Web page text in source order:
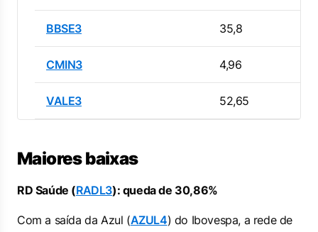
BBSE3 35,8
CMIN3 4,96
VALE3 52,65
Maiores baixas
RD Saúde (RADL3): queda de 30,86%
Com a saída da Azul (AZUL4) do Ibovespa, a rede de